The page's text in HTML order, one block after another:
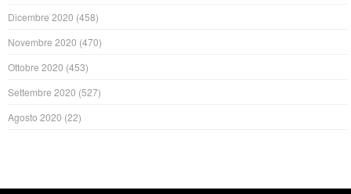
Dicembre 2020 (458)
Novembre 2020 (470)
Ottobre 2020 (453)
Settembre 2020 (527)
Agosto 2020 (22)